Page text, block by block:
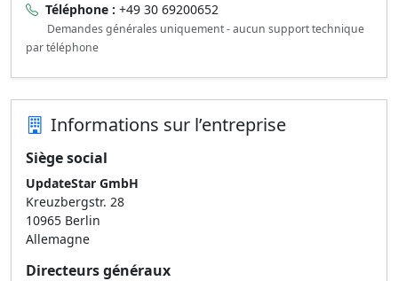
Téléphone : +49 30 69200652
Demandes générales uniquement - aucun support technique
par téléphone
Informations sur l’entreprise
Siège social
UpdateStar GmbH
Kreuzbergstr. 28
10965 Berlin
Allemagne
Directeurs généraux